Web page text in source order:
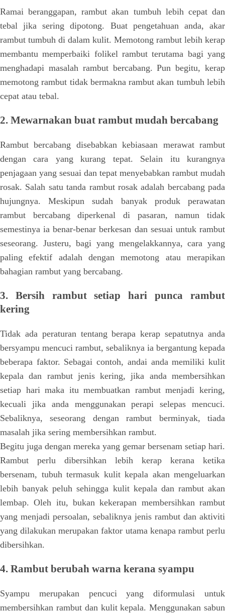
Ramai beranggapan, rambut akan tumbuh lebih cepat dan
tebal jika sering dipotong. Buat pengetahuan anda, akar
rambut tumbuh di dalam kulit. Memotong rambut lebih kerap
membantu memperbaiki folikel rambut terutama bagi yang
menghadapi masalah rambut bercabang. Pun begitu, kerap
memotong rambut tidak bermakna rambut akan tumbuh lebih
cepat atau tebal.
2. Mewarnakan buat rambut mudah bercabang
Rambut bercabang disebabkan kebiasaan merawat rambut
dengan cara yang kurang tepat. Selain itu kurangnya
penjagaan yang sesuai dan tepat menyebabkan rambut mudah
rosak. Salah satu tanda rambut rosak adalah bercabang pada
hujungnya. Meskipun sudah banyak produk perawatan
rambut bercabang diperkenal di pasaran, namun tidak
semestinya ia benar-benar berkesan dan sesuai untuk rambut
seseorang. Justeru, bagi yang mengelakkannya, cara yang
paling efektif adalah dengan memotong atau merapikan
bahagian rambut yang bercabang.
3. Bersih rambut setiap hari punca rambut
kering
Tidak ada peraturan tentang berapa kerap sepatutnya anda
bersyampu mencuci rambut, sebaliknya ia bergantung kepada
beberapa faktor. Sebagai contoh, andai anda memiliki kulit
kepala dan rambut jenis kering, jika anda membersihkan
setiap hari maka itu membuatkan rambut menjadi kering,
kecuali jika anda menggunakan perapi selepas mencuci.
Sebaliknya, seseorang dengan rambut berminyak, tiada
masalah jika sering membersihkan rambut.
Begitu juga dengan mereka yang gemar bersenam setiap hari.
Rambut perlu dibersihkan lebih kerap kerana ketika
bersenam, tubuh termasuk kulit kepala akan mengeluarkan
lebih banyak peluh sehingga kulit kepala dan rambut akan
lembap. Oleh itu, bukan kekerapan membersihkan rambut
yang menjadi persoalan, sebaliknya jenis rambut dan aktiviti
yang dilakukan merupakan faktor utama kenapa rambut perlu
dibersihkan.
4. Rambut berubah warna kerana syampu
Syampu merupakan pencuci yang diformulasi untuk
membersihkan rambut dan kulit kepala. Menggunakan sabun